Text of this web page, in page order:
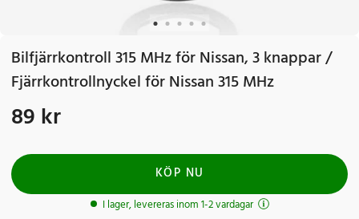
Bilfjärrkontroll 315 MHz för Nissan, 3 knappar /
Fjärrkontrollnyckel för Nissan 315 MHz
Pris: 89 kr
89 kr
KÖP NU
I lager, levereras inom 1-2 vardagar